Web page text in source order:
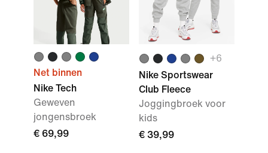
Net binnen
Nike Tech
Geweven
jongensbroek
€ 69,99
+6
Nike Sportswear
Club Fleece
Joggingbroek voor
kids
€ 39,99